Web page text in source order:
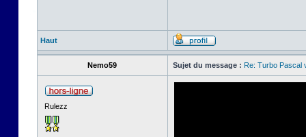
Haut
Nemo59 Sujet du message : Re: Turbo Pascal
Rulezz